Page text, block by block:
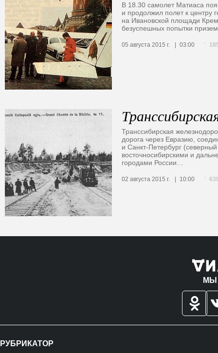
В 18.30 самолет Матиаса
и продолжил полет к центру
на Ивановской площади
безуспешных попытки
05 августа 2015 г. 03:00
Транссибирская
дорога через Евразию,
и Санкт-Петербург
восточносибирскими и
городами России…
02 августа 2015 г. 10:00
МЫ
РУБРИКАТОР